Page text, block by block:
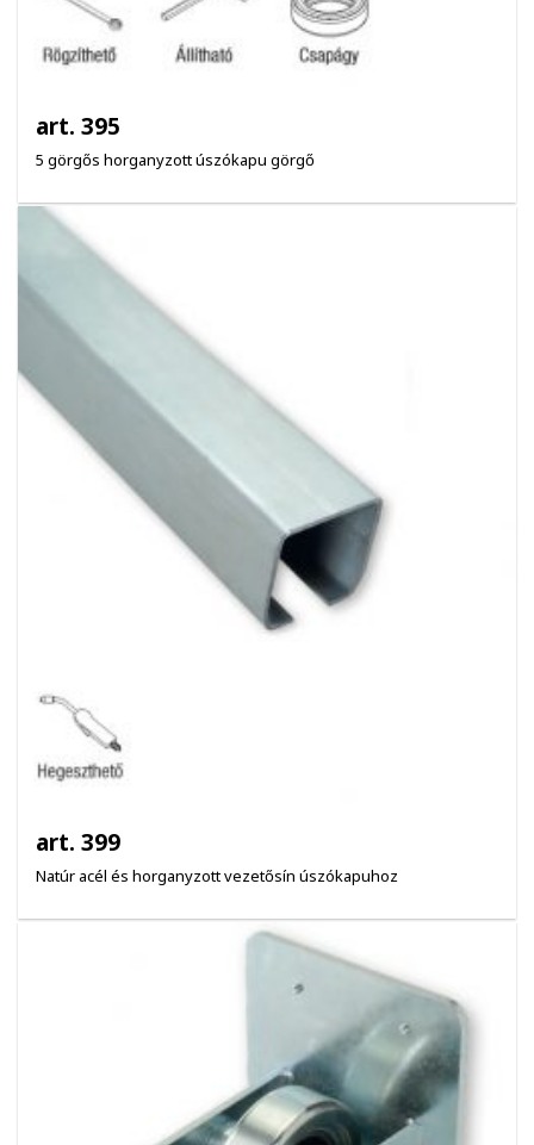
art. 395
5 görgős horganyzott úszókapu görgő
art. 399
Natúr acél és horganyzott vezetősín úszókapuhoz